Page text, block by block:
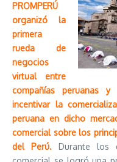
PROMPERÚ
organizó la
primera
rueda de
negocios
virtual entre
compañías peruanas
incentivar la
peruana en dicho
comercial sobre los
del Perú. Durante los